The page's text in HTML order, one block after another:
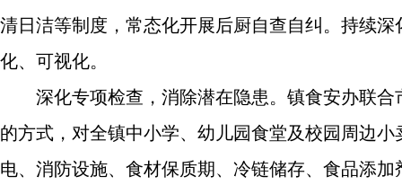
清日洁等制度，常态化开展后厨自查自纠。持续
化、可视化。
深化专项检查，消除潜在隐患。镇食安办联
的方式，对全镇中小学、幼儿园食堂及校园周边
电、消防设施、食材保质期、冷链储存、食品添